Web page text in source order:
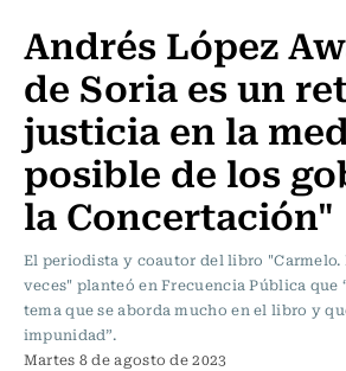
Andrés López
de Soria es un
justicia en la
posible de los
la Concertación"
El periodista y coautor del libro "Carmelo.
veces" planteó en Frecuencia Pública que
tema que se aborda mucho en el libro y
impunidad”.
Martes 8 de agosto de 2023